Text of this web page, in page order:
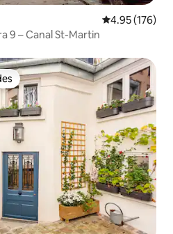
Calificación
4.95 (176)
9 – Canal St-Martin
preferido